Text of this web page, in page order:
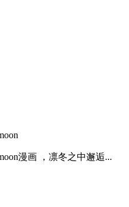
漫画 ，凛冬之中邂逅...